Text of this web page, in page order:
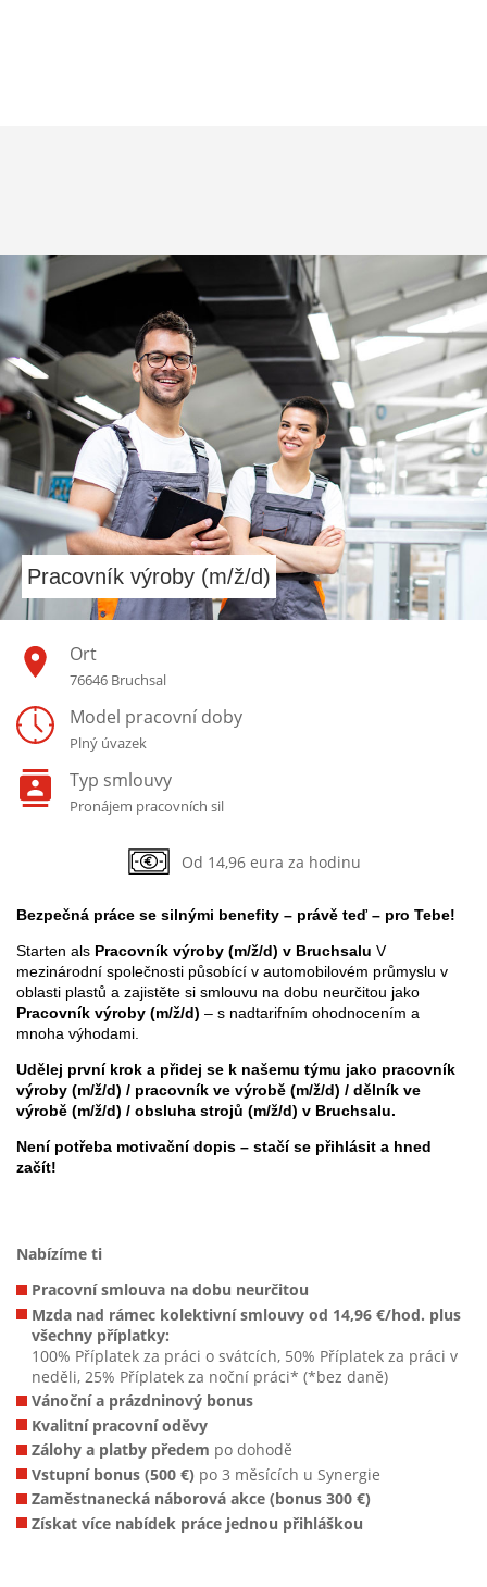
Pracovník výroby (m/ž/d)
Ort
76646 Bruchsal
Model pracovní doby
Plný úvazek
Typ smlouvy
Pronájem pracovních sil
Od 14,96 eura za hodinu
Bezpečná práce se silnými benefity – právě teď – pro Tebe!
Starten als Pracovník výroby (m/ž/d) v Bruchsalu V
mezinárodní společnosti působící v automobilovém průmyslu v
oblasti plastů a zajistěte si smlouvu na dobu neurčitou jako
Pracovník výroby (m/ž/d) – s nadtarifním ohodnocením a
mnoha výhodami.
Udělej první krok a přidej se k našemu týmu jako pracovník
výroby (m/ž/d) / pracovník ve výrobě (m/ž/d) / dělník ve
výrobě (m/ž/d) / obsluha strojů (m/ž/d) v Bruchsalu.
Není potřeba motivační dopis – stačí se přihlásit a hned
začít!
Nabízíme ti
Pracovní smlouva na dobu neurčitou
Mzda nad rámec kolektivní smlouvy od 14,96 €/hod. plus
všechny příplatky:
100% Příplatek za práci o svátcích, 50% Příplatek za práci v
neděli, 25% Příplatek za noční práci* (*bez daně)
Vánoční a prázdninový bonus
Kvalitní pracovní oděvy
Zálohy a platby předem po dohodě
Vstupní bonus (500 €) po 3 měsících u Synergie
Zaměstnanecká náborová akce (bonus 300 €)
Získat více nabídek práce jednou přihláškou